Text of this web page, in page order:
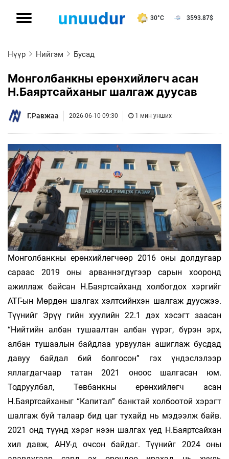
30°C 3593.87$
Нүүр Нийгэм Бусад
Монголбанкны ерөнхийлөгч асан
Н.Баяртсайханыг шалгаж дуусав
Г.Равжаа 2026-06-10 09:30 1 мин унших
Монголбанкны ерөнхийлөгчөөр 2016 оны долдугаар
сараас 2019 оны арваннэгдүгээр сарын хооронд
ажиллаж байсан Н.Баяртсайханд холбогдох хэргийг
АТГ-ын Мөрдөн шалгах хэлтсийнхэн шалгаж дуусжээ.
Түүнийг Эрүү­ гийн хуулийн 22.1 дэх хэсэгт заасан
“Нийтийн албан тушаалтан албан үүрэг, бүрэн эрх,
албан тушаалын байдлаа урвуулан ашиглаж бусдад
давуу байдал бий болгосон” гэх үндэслэлээр
яллагдагчаар татан 2021 оноос шалгасан юм.
Тодруулбал, Төвбанкны ерөнхийлөгч асан
Н.Баяртсайханыг “Капитал” банктай холбоотой хэрэгт
шалгаж буй талаар бид цаг тухайд нь мэдээлж байв.
2021 онд түүнд хэрэг нээн шалгах үед Н.Баяртсайхан
хил давж, АНУ-д очсон байдаг. Түүнийг 2024 оны